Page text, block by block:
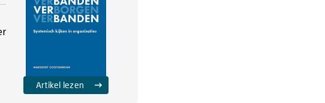
Artikel lezen